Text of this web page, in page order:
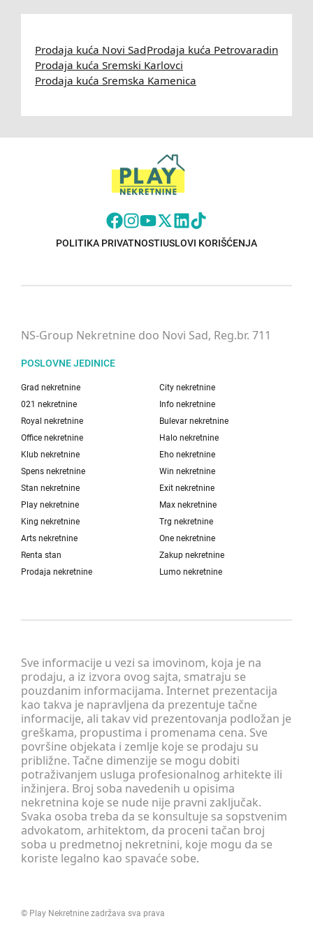
Prodaja kuća Novi SadProdaja kuća Petrovaradin
Prodaja kuća Sremski Karlovci
Prodaja kuća Sremska Kamenica
POLITIKA PRIVATNOSTIUSLOVI KORIŠĆENJA
Sve informacije u vezi sa imovinom, koja je na
prodaju, a iz izvora ovog sajta, smatraju se
pouzdanim informacijama. Internet prezentacija
kao takva je napravljena da prezentuje tačne
informacije, ali takav vid prezentovanja podložan je
greškama, propustima i promenama cena. Sve
površine objekata i zemlje koje se prodaju su
približne. Tačne dimenzije se mogu dobiti
potraživanjem usluga profesionalnog arhitekte ili
inžinjera. Broj soba navedenih u opisima
nekretnina koje se nude nije pravni zaključak.
Svaka osoba treba da se konsultuje sa sopstvenim
advokatom, arhitektom, da proceni tačan broj
soba u predmetnoj nekretnini, koje mogu da se
koriste legalno kao spavaće sobe.
NS-Group Nekretnine doo Novi Sad, Reg.br. 711
POSLOVNE JEDINICE
Grad nekretnine
City nekretnine
021 nekretnine
Info nekretnine
Royal nekretnine
Bulevar nekretnine
Office nekretnine
Halo nekretnine
Klub nekretnine
Eho nekretnine
Spens nekretnine
Win nekretnine
Stan nekretnine
Exit nekretnine
Play nekretnine
Max nekretnine
King nekretnine
Trg nekretnine
Arts nekretnine
One nekretnine
Renta stan
Zakup nekretnine
Prodaja nekretnine
Lumo nekretnine
© Play Nekretnine zadržava sva prava